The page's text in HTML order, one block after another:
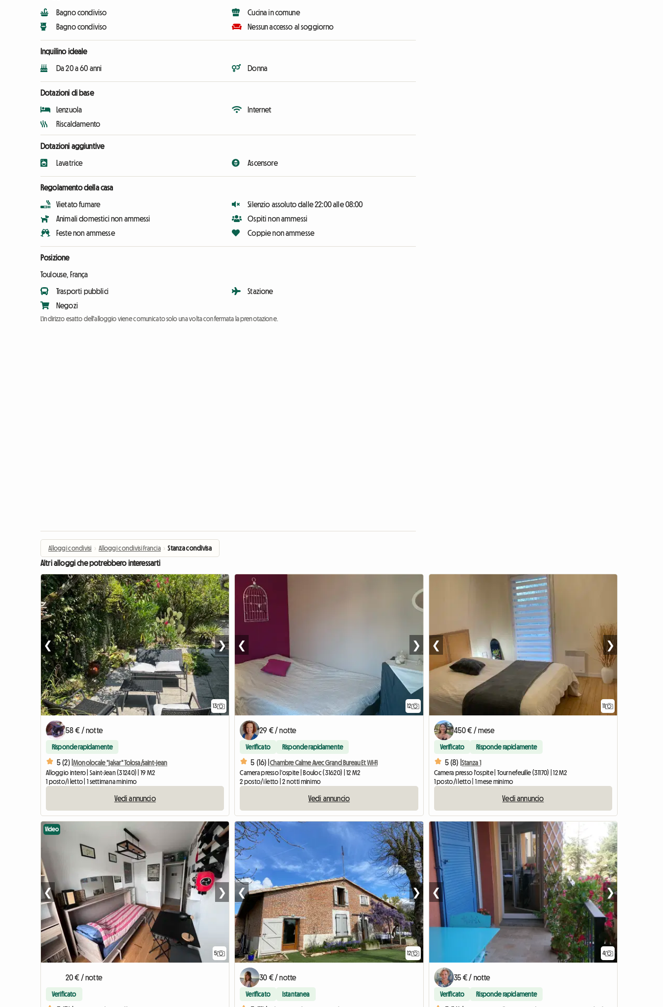
Bagno condiviso
Bagno condiviso
Cucina in comune
Nessun accesso al soggiorno
Inquilino ideale
Da 20 a 60 anni Donna
Dotazioni di base
Lenzuola
Riscaldamento
Internet
Dotazioni aggiuntive
Lavatrice Ascensore
Regolamento della casa
Vietato fumare
Animali domestici non ammessi
Feste non ammesse
Silenzio assoluto dalle 22:00 alle 08:00
Ospiti non ammessi
Coppie non ammesse
Posizione
Toulouse, França
Trasporti pubblici
Negozi
Stazione
L'indirizzo esatto dell'alloggio viene comunicato solo una volta confermata la prenotazione.
Alloggi condivisi › Alloggi condivisi Francia › Stanza condivisa
Altri alloggi che potrebbero interessarti
13
❮ ❯
58 € / notte
Risponde rapidamente
5 (2) |Monolocale "jakar" Tolosa/saint-jean
Alloggio intero | Saint-Jean (31240) | 19 M2
1 posto/i letto | 1 settimana minimo
Vedi annuncio
12
❮ ❯
29 € / notte
Verificato Risponde rapidamente
5 (16) | Chambre Calme Avec Grand Bureau Et Wi-Fi
Camera presso l'ospite | Bouloc (31620) | 12 M2
2 posto/i letto | 2 notti minimo
Vedi annuncio
11
❮ ❯
450 € / mese
Verificato Risponde rapidamente
5 (8) | Stanza 1
Camera presso l'ospite | Tournefeuille (31170) | 12 M2
1 posto/i letto | 1 mese minimo
Vedi annuncio
5
Video
❮ ❯
20 € / notte
Verificato
12
❮ ❯
30 € / notte
Verificato Istantanea
4
❮ ❯
35 € / notte
Verificato Risponde rapidamente